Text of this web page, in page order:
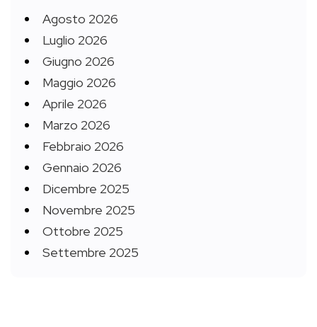
Agosto 2026
Luglio 2026
Giugno 2026
Maggio 2026
Aprile 2026
Marzo 2026
Febbraio 2026
Gennaio 2026
Dicembre 2025
Novembre 2025
Ottobre 2025
Settembre 2025